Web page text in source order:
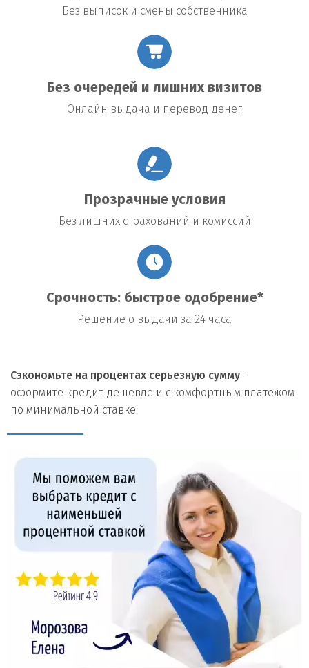
Без выписок и смены собственника
Без очередей и лишних визитов
Онлайн выдача и перевод денег
Прозрачные условия
Без лишних страхований и комиссий
Срочность: быстрое одобрение*
Решение о выдачи за 24 часа
Сэкономьте на процентах серьезную сумму -
оформите кредит дешевле и с комфортным платежом
по минимальной ставке.